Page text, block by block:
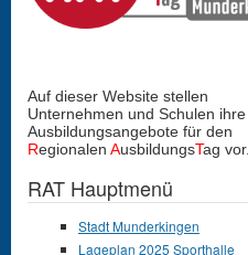
Auf dieser Website stellen
Unternehmen und Schulen ihre
Ausbildungsangebote für den
Regionalen AusbildungsTag vor.
RAT Hauptmenü
Stadt Munderkingen
Lageplan 2025 Sporthalle